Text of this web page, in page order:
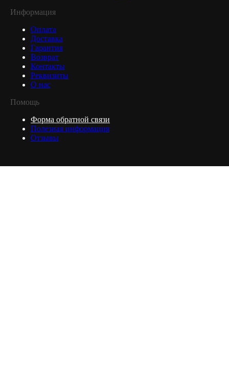
Информация
Оплата
Доставка
Гарантия
Возврат
Контакты
Реквизиты
О нас
Помощь
Форма обратной связи
Полезная информация
Отзывы